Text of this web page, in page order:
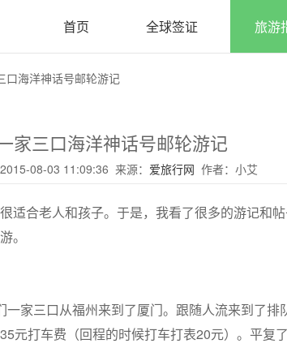
首页 全球签证 旅游
口海洋神话号邮轮游记
家三口海洋神话号邮轮游记
08-03 11:09:36 来源： 爱旅行网 作者：小艾
适合老人和孩子。于是，我看了很多的游记和
。
家三口从福州来到了厦门。跟随人流来到了排
元打车费（回程的时候打车打表20元）。平复